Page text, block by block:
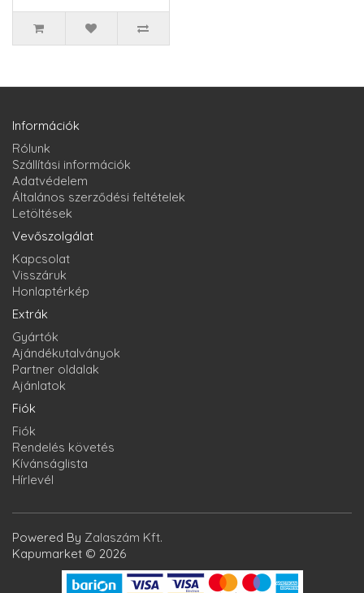
Információk
Rólunk
Szállítási információk
Adatvédelem
Általános szerződési feltételek
Letöltések
Vevőszolgálat
Kapcsolat
Visszáruk
Honlaptérkép
Extrák
Gyártók
Ajándékutalványok
Partner oldalak
Ajánlatok
Fiók
Fiók
Rendelés követés
Kívánságlista
Hírlevél
Powered By Zalaszám Kft.
Kapumarket © 2026